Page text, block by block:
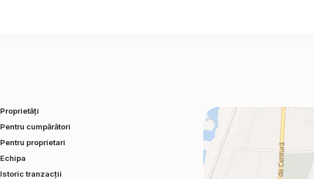
Proprietăți
Pentru cumpărători
Pentru proprietari
Echipa
Istoric tranzacții